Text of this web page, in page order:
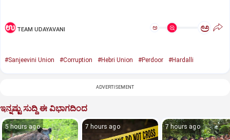
TEAM UDAYAVANI ಅ ಅ
#Sanjeevini Union #Corruption #Hebri Union #Perdoor #Hardalli
ADVERTISEMENT
ಇನ್ನಷ್ಟು ಸುದ್ದಿ ಈ ವಿಭಾಗದಿಂದ
5 hours ago 7 hours ago 7 hours ago